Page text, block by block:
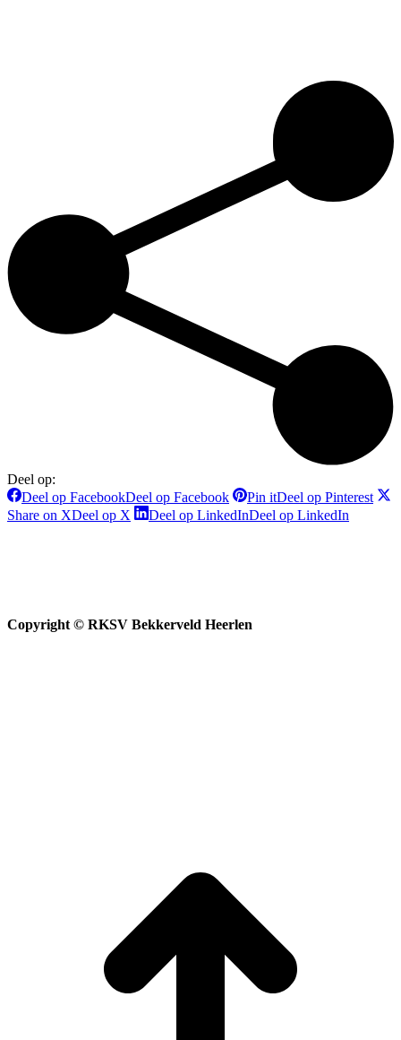
Deel op:
Deel op FacebookDeel op Facebook Pin itDeel op Pinterest
Share on XDeel op X Deel op LinkedInDeel op LinkedIn
Copyright © RKSV Bekkerveld Heerlen